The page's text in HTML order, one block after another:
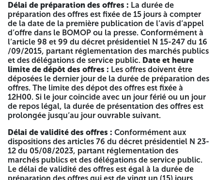
DIRECTION DE L'EDUCATION
DE WILAYA DE MEDEA
AVIS D'APPEL D'OFFRES OUVERT AVEC EXIGENCE DE
CAPACITES MINIMALES N° ./2026 Identification Fiscale :
096216019049130
La Direction de l’éducation de la Wilaya de Médéa, lance
un avis d’appel d’offres ouvert avec exigence de capacités
minimales N° ./2026 pour 2ème fois.
Renouvellement des équipements au profit du siège de la
direction de l’éducation de la wilaya de Médéa. LOT04 :
Équipements informatique et frigidaire
ELIGIBILITE DES CANDIDATS
Les soumissionnaires doivent répondre aux conditions
Délai de préparation des offres : La durée de
préparation des offres est fixée de 15 jours à compter
de la date de la première publication de l’avis d’appel
d’offre dans le BOMOP ou la presse. Conformément à
l’article 98 et 99 du décret présidentiel N 15-247 du 16
/09/2015, partant réglementation des marchés publics
et des délégations de service public. Date et heure
limite de dépôt des offres : Les offres doivent être
déposées le dernier jour de la durée de préparation des
offres. The limite des dépot des offres est fixée à
12H00. Si le jour coincide avec un jour férié ou un jour
de repos légal, la durée de présentation des offres est
prolongée jusqu’au jour ouvrable suivant.
Délai de validité des offres : Conformément aux
dispositions des articles 76 du décret présidentiel N 23-
12 du 05/08/2023, partant réglementation des
marchés publics et des délégations de service public.
Le délai de validité des offres est égal à la durée de